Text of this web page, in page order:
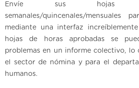
Envíe sus hojas
semanales/quincenales/mensuales
mediante una interfaz
hojas de horas aprobadas se
problemas en un informe colectivo, lo
el sector de nómina y para el
humanos.